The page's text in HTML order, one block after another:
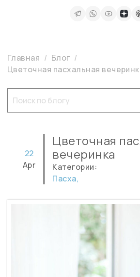
Главная
Блог
Цветочная пасхальная
Цветочная
вечеринка
22
Apr
Категории:
Пасха,